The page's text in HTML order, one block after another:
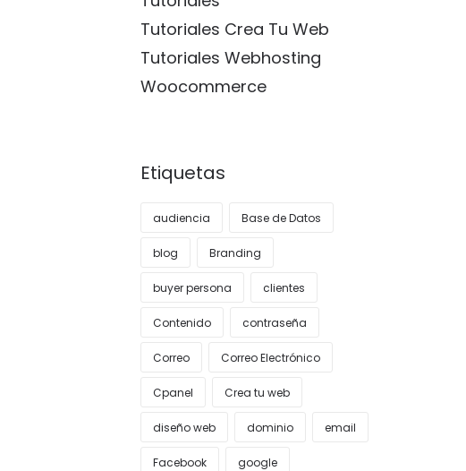
Tutoriales Crea Tu Web
Tutoriales Webhosting
Woocommerce
Etiquetas
audiencia Base de Datos
blog Branding
buyer persona clientes
Contenido contraseña
Correo Correo Electrónico
Cpanel Crea tu web
diseño web dominio email
Facebook google